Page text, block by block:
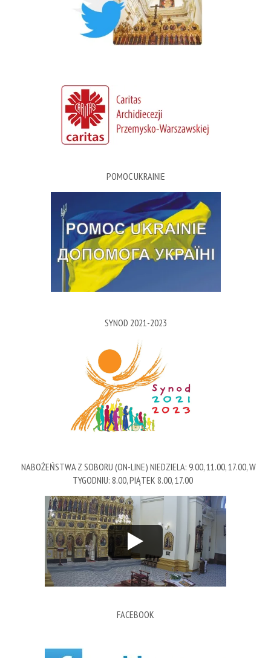
POMOC UKRAINIE
SYNOD 2021-2023
NABOŻEŃSTWA Z SOBORU (ON-LINE) NIEDZIELA: 9.00, 11.00, 17.00, W
TYGODNIU: 8.00, PIĄTEK 8.00, 17.00
FACEBOOK